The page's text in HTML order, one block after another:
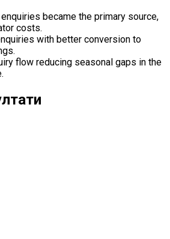
became the primary source,
costs.
with better conversion to
flow reducing seasonal gaps in the